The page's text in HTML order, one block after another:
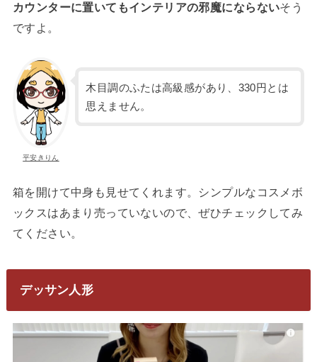
カウンターに置いてもインテリアの邪魔にならないそう
ですよ。
平安きりん
木目調のふたは高級感があり、330円とは
思えません。
箱を開けて中身も見せてくれます。シンプルなコスメボ
ックスはあまり売っていないので、ぜひチェックしてみ
てください。
デッサン人形